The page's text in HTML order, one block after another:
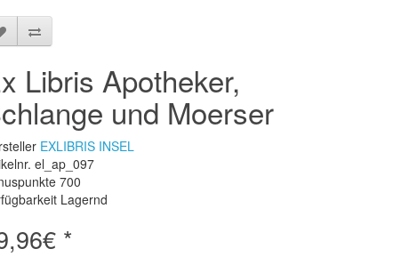
Libris Apotheker,
und Moerser
EXLIBRIS INSEL
el_ap_097
700
Lagernd
*